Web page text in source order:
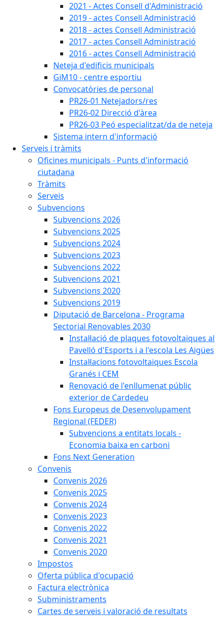
2021 - Actes Consell d'Administració
2019 - actes Consell Administració
2018 - actes Consell Administració
2017 - actes Consell Administració
2016 - actes Consell Administració
Neteja d'edificis municipals
GiM10 - centre esportiu
Convocatòries de personal
PR26-01 Netejadors/res
PR26-02 Direcció d'àrea
PR26-03 Peó especialitzat/da de neteja
Sistema intern d'informació
Serveis i tràmits
Oficines municipals - Punts d'informació
ciutadana
Tràmits
Serveis
Subvencions
Subvencions 2026
Subvencions 2025
Subvencions 2024
Subvencions 2023
Subvencions 2022
Subvencions 2021
Subvencions 2020
Subvencions 2019
Diputació de Barcelona - Programa
Sectorial Renovables 2030
Instal·lació de plaques fotovoltaiques al
Pavelló d'Esports i a l'escola Les Aigües
Instal·lacions fotovoltaiques Escola
Granés i CEM
Renovació de l'enllumenat públic
exterior de Cardedeu
Fons Europeus de Desenvolupament
Regional (FEDER)
Subvencions a entitats locals -
Economia baixa en carboni
Fons Next Generation
Convenis
Convenis 2026
Convenis 2025
Convenis 2024
Convenis 2023
Convenis 2022
Convenis 2021
Convenis 2020
Impostos
Oferta pública d'ocupació
Factura electrònica
Subministraments
Cartes de serveis i valoració de resultats